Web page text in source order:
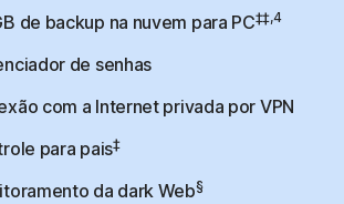
de backup na nuvem para PC‡‡,4
de senhas
com a Internet privada por VPN
para pais‡
da dark Web§